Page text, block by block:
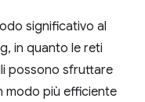
significativo al
in quanto le reti
possono sfruttare
modo più efficiente